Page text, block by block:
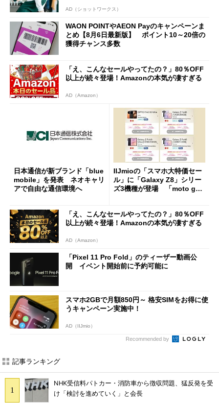
AD（ショットワークス）
WAON POINTやAEON Payのキャンペーンま
とめ【8月6日最新版】 ポイント10～20倍の
獲得チャンス多数
「え、こんなセールやってたの？」80％OFF
以上が続々登場！Amazonの本気が凄すぎる
AD（Amazon）
日本通信が新ブランド「blue
mobile」を発表 ネオキャリ
アで自由な通信環境へ
IIJmioの「スマホ大特価セー
ル」に「Galaxy Z8」シリー
ズ3機種が登場 「moto g37
「え、こんなセールやってたの？」80％OFF
以上が続々登場！Amazonの本気が凄すぎる
AD（Amazon）
「Pixel 11 Pro Fold」のティーザー動画公
開 イベント開始前に予約可能に
スマホ2GBで月額850円～ 格安SIMをお得に使
うキャンペーン実施中！
AD（IIJmio）
Recommended by
記事ランキング
NHK受信料パトカー・消防車から徴収問題、猛反発を受
け「検討を進めていく」と会長